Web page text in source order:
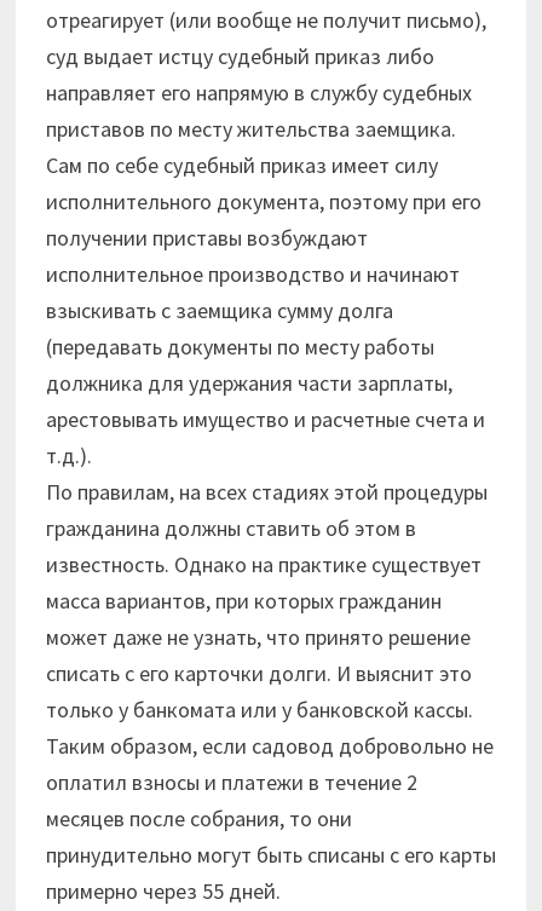
отреагирует (или вообще не получит письмо),
суд выдает истцу судебный приказ либо
направляет его напрямую в службу судебных
приставов по месту жительства заемщика.
Сам по себе судебный приказ имеет силу
исполнительного документа, поэтому при его
получении приставы возбуждают
исполнительное производство и начинают
взыскивать с заемщика сумму долга
(передавать документы по месту работы
должника для удержания части зарплаты,
арестовывать имущество и расчетные счета и
т.д.).
По правилам, на всех стадиях этой процедуры
гражданина должны ставить об этом в
известность. Однако на практике существует
масса вариантов, при которых гражданин
может даже не узнать, что принято решение
списать с его карточки долги. И выяснит это
только у банкомата или у банковской кассы.
Таким образом, если садовод добровольно не
оплатил взносы и платежи в течение 2
месяцев после собрания, то они
принудительно могут быть списаны с его карты
примерно через 55 дней.